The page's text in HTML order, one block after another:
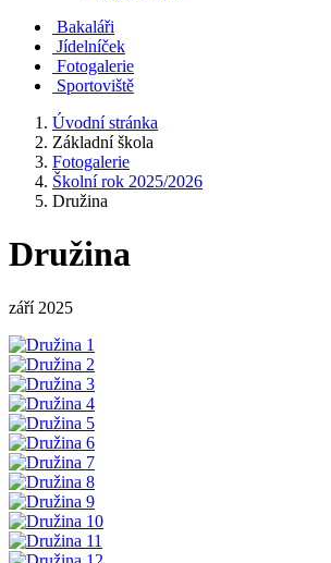
Bakaláři
Jídelníček
Fotogalerie
Sportoviště
Úvodní stránka
Základní škola
Fotogalerie
Školní rok 2025/2026
Družina
Družina
září 2025